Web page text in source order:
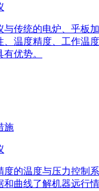
与传统的电炉、乎板
温度精度、工作温
优势。
施
度的温度与压力控制
和曲线了解机器远行